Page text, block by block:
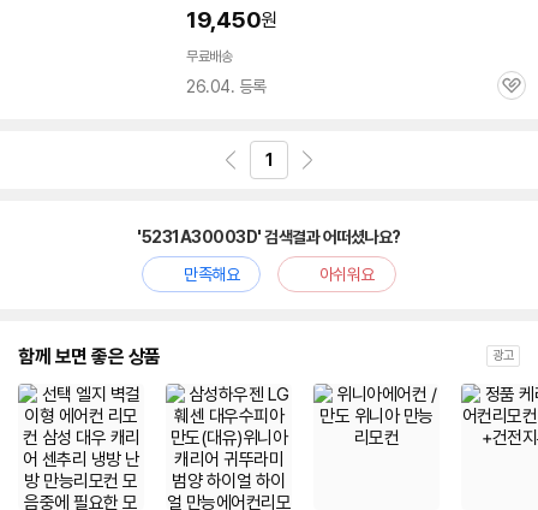
19,450원
무료배송
26.04. 등록
관
1
'5231A30003D' 검색결과 어떠셨나요?
만족해요
아쉬워요
함께 보면 좋은 상품 광고